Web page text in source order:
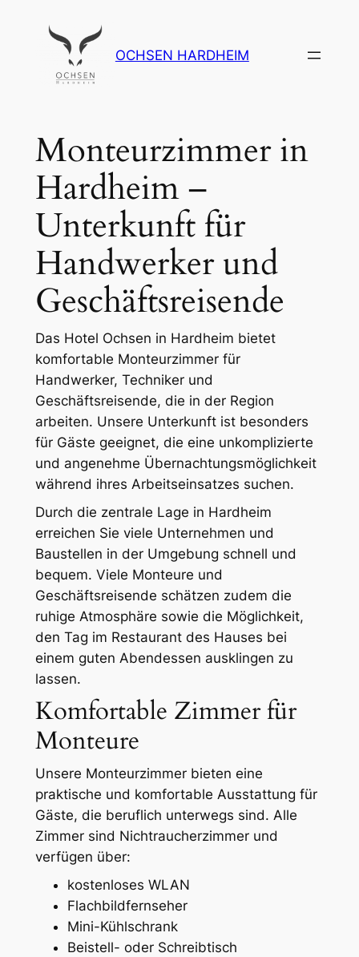
OCHSEN HARDHEIM
Monteurzimmer in
Hardheim –
Unterkunft für
Handwerker und
Geschäftsreisende
Das Hotel Ochsen in Hardheim bietet
komfortable Monteurzimmer für
Handwerker, Techniker und
Geschäftsreisende, die in der Region
arbeiten. Unsere Unterkunft ist besonders
für Gäste geeignet, die eine unkomplizierte
und angenehme Übernachtungsmöglichkeit
während ihres Arbeitseinsatzes suchen.
Durch die zentrale Lage in Hardheim
erreichen Sie viele Unternehmen und
Baustellen in der Umgebung schnell und
bequem. Viele Monteure und
Geschäftsreisende schätzen zudem die
ruhige Atmosphäre sowie die Möglichkeit,
den Tag im Restaurant des Hauses bei
einem guten Abendessen ausklingen zu
lassen.
Komfortable Zimmer für
Monteure
Unsere Monteurzimmer bieten eine
praktische und komfortable Ausstattung für
Gäste, die beruflich unterwegs sind. Alle
Zimmer sind Nichtraucherzimmer und
verfügen über:
kostenloses WLAN
Flachbildfernseher
Mini-Kühlschrank
Beistell- oder Schreibtisch